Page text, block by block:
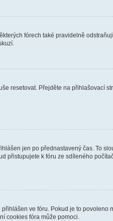
fórech také pravidelně
resetovat. Přejděte na přihlašovací
jen po přednastavený čas. To
přistupujete k fóru ze sdíleného
ve fóru. Pokud je to
cookies fóra může pomoci.